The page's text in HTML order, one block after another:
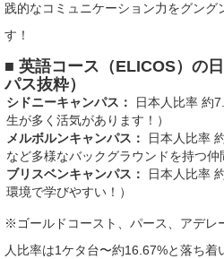
践的なコミュニケーション力をグン
す！
■ 英語コース（ELICOS）の
パス抜粋）
シドニーキャンパス：
日本人比率 約
生が多く活気があります！）
メルボルンキャンパス：
日本人比率
など多様なバックグラウンドを持つ仲
ブリスベンキャンパス：
日本人比率
環境で学びやすい！）
※ゴールドコースト、パース、アデレ
人比率は1ケタ台〜約16.67%と落ち